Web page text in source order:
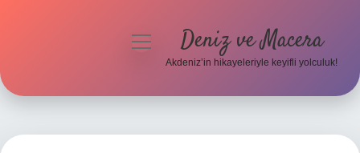
menüyü Deniz ve Macera
Akdeniz’in hikayeleriyle keyifli yolculuk!